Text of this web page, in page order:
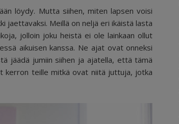
löydy. Mutta siihen, miten lapsen voisi
jaettavaksi. Meillä on neljä eri ikäistä lasta
jolloin joku heistä ei ole lainkaan ollut
aikuisen kanssa. Ne ajat ovat onneksi
jäädä jumiin siihen ja ajatella, että tämä
kerron teille mitkä ovat niitä juttuja, jotka